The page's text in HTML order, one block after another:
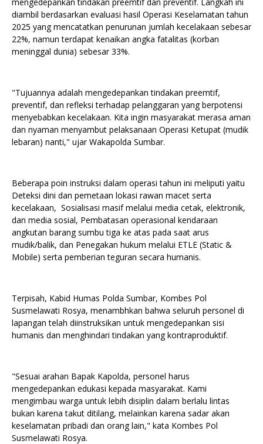
diambil berdasarkan evaluasi hasil Operasi Keselamatan tahun
2025 yang mencatatkan penurunan jumlah kecelakaan sebesar
22%, namun terdapat kenaikan angka fatalitas (korban
meninggal dunia) sebesar 33%.
"Tujuannya adalah mengedepankan tindakan preemtif,
preventif, dan refleksi terhadap pelanggaran yang berpotensi
menyebabkan kecelakaan. Kita ingin masyarakat merasa aman
dan nyaman menyambut pelaksanaan Operasi Ketupat (mudik
lebaran) nanti," ujar Wakapolda Sumbar.
Beberapa poin instruksi dalam operasi tahun ini meliputi yaitu
Deteksi dini dan pemetaan lokasi rawan macet serta
kecelakaan, Sosialisasi masif melalui media cetak, elektronik,
dan media sosial, Pembatasan operasional kendaraan
angkutan barang sumbu tiga ke atas pada saat arus
mudik/balik, dan Penegakan hukum melalui ETLE (Static &
Mobile) serta pemberian teguran secara humanis.
Terpisah, Kabid Humas Polda Sumbar, Kombes Pol
Susmelawati Rosya, menambhkan bahwa seluruh personel di
lapangan telah diinstruksikan untuk mengedepankan sisi
humanis dan menghindari tindakan yang kontraproduktif.
"Sesuai arahan Bapak Kapolda, personel harus
mengedepankan edukasi kepada masyarakat. Kami
mengimbau warga untuk lebih disiplin dalam berlalu lintas
bukan karena takut ditilang, melainkan karena sadar akan
keselamatan pribadi dan orang lain," kata Kombes Pol
Susmelawati Rosya.